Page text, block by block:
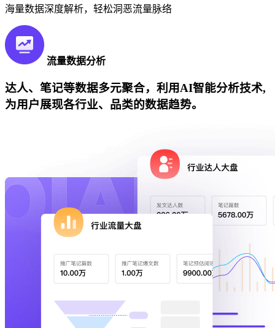
海量数据深度解析，轻松洞恶流量脉络
流量数据分析
达人、笔记等数据多元聚合，利用AI智能分析技术,
为用户展现各行业、品类的数据趋势。